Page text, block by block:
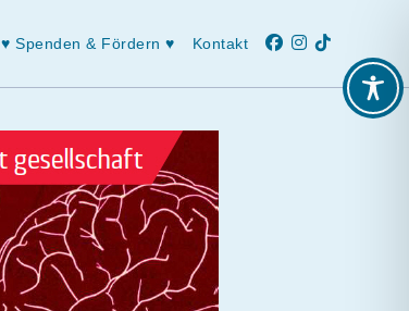
♥ Spenden & Fördern ♥ Kontakt